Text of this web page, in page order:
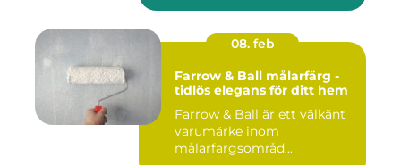
08. feb
Farrow & Ball målarfärg -
tidlös elegans för ditt hem
Farrow & Ball är ett välkänt
varumärke inom
målarfärgsområd...